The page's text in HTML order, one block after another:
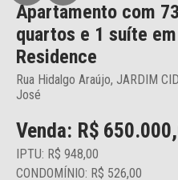
Apartamento com
quartos e 1 suíte
Residence
Rua Hidalgo Araújo, JARDIM
José
Venda: R$
IPTU: R$ 948,00
CONDOMÍNIO: R$ 526,00